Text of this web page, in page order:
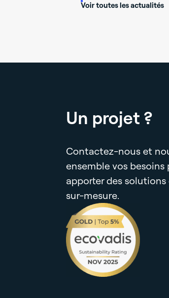
Voir toutes les actualités
Un projet ?
Contactez-nous et
ensemble vos besoins
apporter des
sur-mesure.